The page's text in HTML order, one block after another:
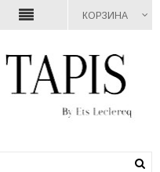
КОРЗИНА